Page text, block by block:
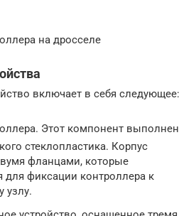
на дросселе
включает в себя следующее:
Этот компонент выполнен
стеклопластика. Корпус
фланцами, которые
для фиксации контроллера к
узлу.